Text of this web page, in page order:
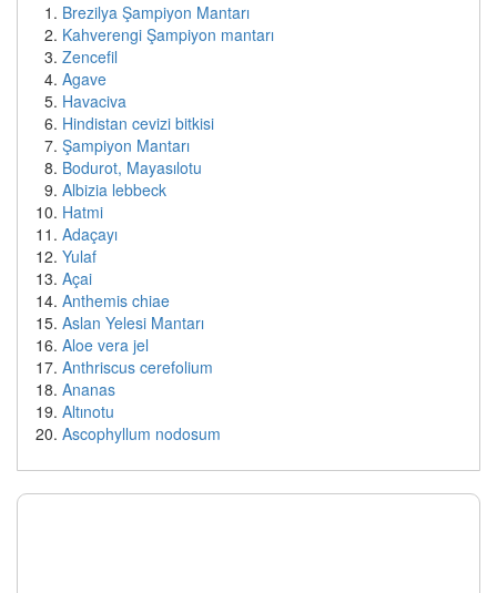
Brezilya Şampiyon Mantarı
Kahverengi Şampiyon mantarı
Zencefil
Agave
Havaciva
Hindistan cevizi bitkisi
Şampiyon Mantarı
Bodurot, Mayasılotu
Albizia lebbeck
Hatmi
Adaçayı
Yulaf
Açai
Anthemis chiae
Aslan Yelesi Mantarı
Aloe vera jel
Anthriscus cerefolium
Ananas
Altınotu
Ascophyllum nodosum